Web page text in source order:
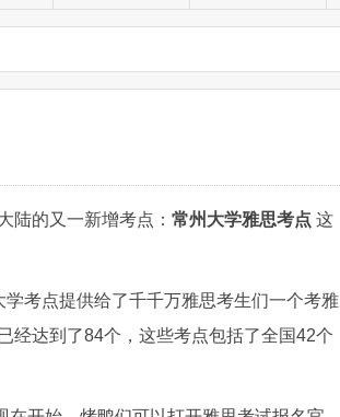
陆的又一新增考点： 常州大学雅思考点 这
考点提供给了千千万雅思考生们一个考雅
经达到了84个，这些考点包括了全国42个